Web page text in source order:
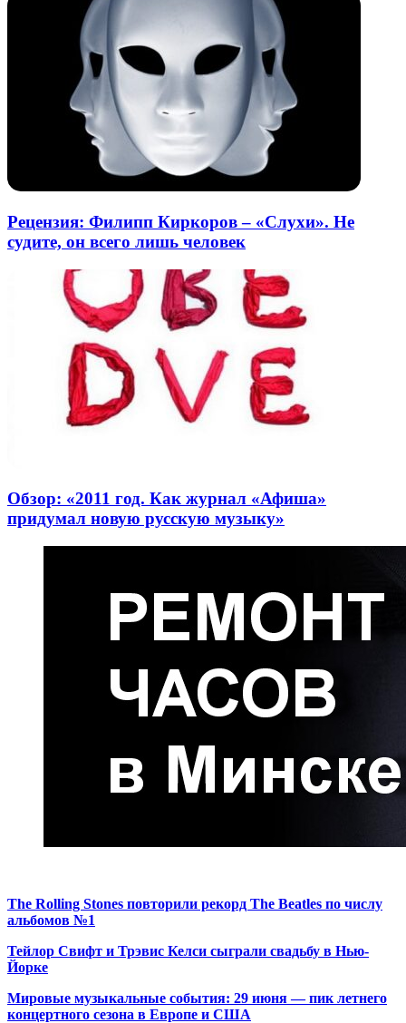
Рецензия: Филипп Киркоров – «Слухи». Не
судите, он всего лишь человек
Обзор: «2011 год. Как журнал «Афиша»
придумал новую русскую музыку»
The Rolling Stones повторили рекорд The Beatles по числу
альбомов №1
Тейлор Свифт и Трэвис Келси сыграли свадьбу в Нью-
Йорке
Мировые музыкальные события: 29 июня — пик летнего
концертного сезона в Европе и США